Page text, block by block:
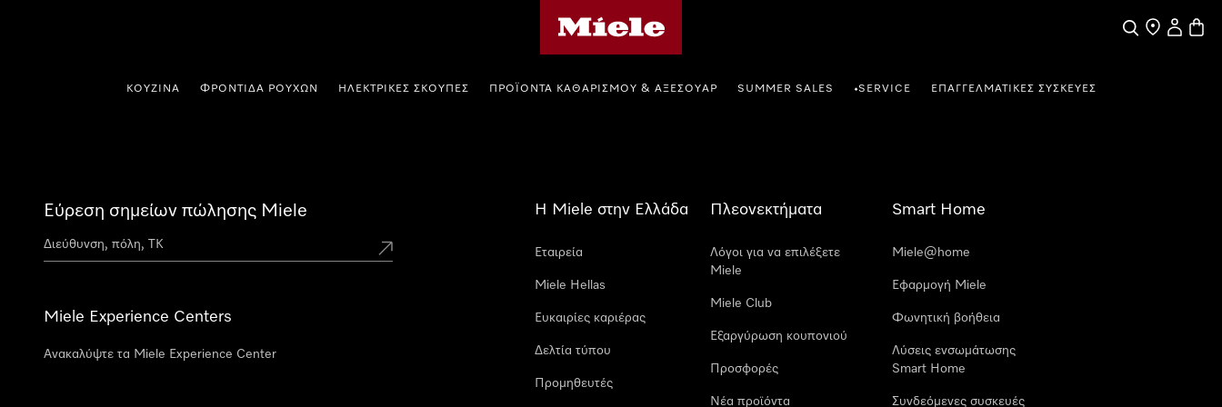
Αναζήτηση
Εύρεση
Ο
ΚΟΥΖΊΝΑ ΦΡΟΝΤΊΔΑ ΡΟΎΧΩΝ ΗΛΕΚΤΡΙΚΈΣ ΣΚΟΎΠΕΣ ΠΡΟΪΌΝΤΑ ΚΑΘΑΡΙΣΜΟΎ & ΑΞΕΣΟΥΆΡ SUMMER SALES •SERVICE ΕΠΑΓΓΕΛΜΑΤΙΚΈΣ ΣΥΣΚΕΥΈΣ
Εύρεση σημείων πώλησης Miele
Miele Experience Centers
Ανακαλύψτε τα Miele Experience Center
Η Miele στην Ελλάδα
Εταιρεία
Miele Hellas
Ευκαιρίες καριέρας
Δελτία τύπου
Προμηθευτές
Πλεονεκτήματα
Λόγοι για να επιλέξετε
Miele
Miele Club
Εξαργύρωση κουπονιού
Προσφορές
Νέα προϊόντα
Smart Home
Miele@home
Εφαρμογή Miele
Φωνητική βοήθεια
Λύσεις ενσωμάτωσης
Smart Home
Συνδεόμενες συσκευές